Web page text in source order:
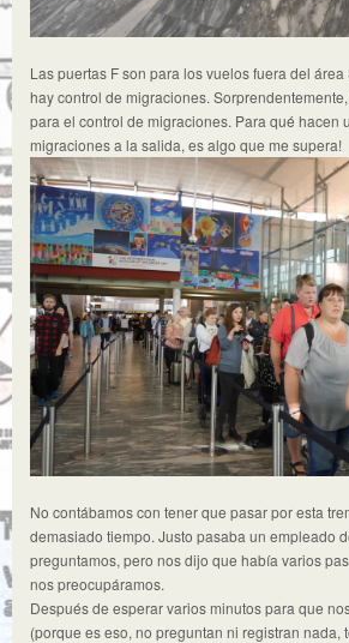
Las puertas F son para los vuelos fuera del
hay control de migraciones.
para el control de migraciones. Para qué hacen
migraciones a la salida, es algo que me supera!
No contábamos con tener que pasar por esta
demasiado tiempo. Justo pasaba un empleado
preguntamos, pero nos dijo que había varios
nos preocupáramos.
Después de esperar varios minutos para que
(porque es eso, no preguntan ni registran nada,